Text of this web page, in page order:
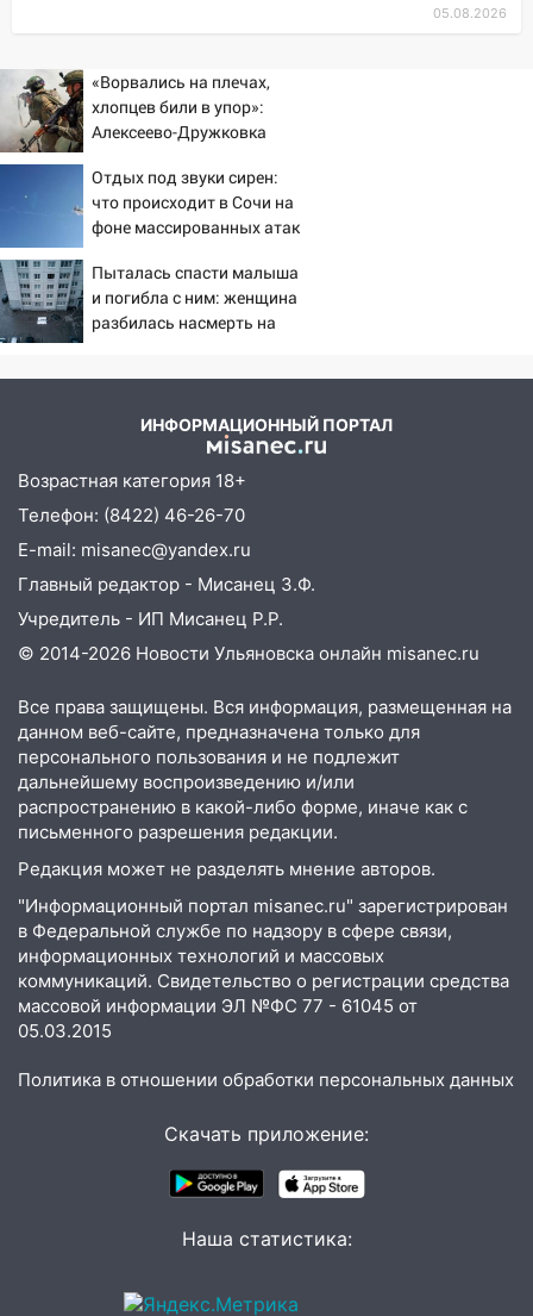
22:58
Соцсети: на проспекте Тюленева
ДТП с мотоциклистом
20:22
Мошенники обманули 92-летнюю
жительницу Ульяновской области
19:14
Житель Ульяновской области
подвез троих незнакомцев на трассе и
заработал уголовное дело
18:14
Прогноз погоды на 6 августа в
Мотофристайл, рок и силовой
экстрим: в Ульяновске пройдет
большой фестиваль «Наше время»
17:30
Где есть бензин в Ульяновске 5
августа после рабочего дня: список АЗС
17:05 «Обыск» по видеосвязи: в
Ульяновске задержали 19-летнюю
сообщницу мошенников
Вешкайме посиделки с судимым
знакомым закончились для женщины
больницей
16:06 18-летняя девушка без прав
перевернулась на мопеде и попала в
больницу
15:59
Ульяновец отдал более 14
миллионов рублей за криминальное
покровительство
15:32 На «кольце» кроссовер сбил 18-
летнего мопедиста
госпитализировали 25-летнего байкера
На Ульяновскую область
Пешеход переходил по «зебре»:
подробности серьезной аварии на
В Димитровграде на улице
05.08.2026
«Ворвались на плечах,
хлопцев били в упор»:
Алексеево-Дружковка
«птах Мадьяра»
Отдых под звуки сирен:
что происходит в Сочи на
фоне массированных атак
Пыталась спасти малыша
и погибла с ним: женщина
разбилась насмерть на
ИНФОРМАЦИОННЫЙ ПОРТАЛ
Возрастная категория 18+
Телефон: (8422) 46-26-70
E-mail: misanec@yandex.ru
Главный редактор - Мисанец З.Ф.
Учредитель - ИП Мисанец Р.Р.
© 2014-2026 Новости Ульяновска онлайн misanec.ru
Все права защищены. Вся информация, размещенная на
данном веб-сайте, предназначена только для
персонального пользования и не подлежит
дальнейшему воспроизведению и/или
распространению в какой-либо форме, иначе как с
письменного разрешения редакции.
Редакция может не разделять мнение авторов.
"Информационный портал misanec.ru" зарегистрирован
в Федеральной службе по надзору в сфере связи,
информационных технологий и массовых
коммуникаций. Свидетельство о регистрации средства
массовой информации ЭЛ №ФС 77 - 61045 от
05.03.2015
Политика в отношении обработки персональных данных
Скачать приложение:
Наша статистика: